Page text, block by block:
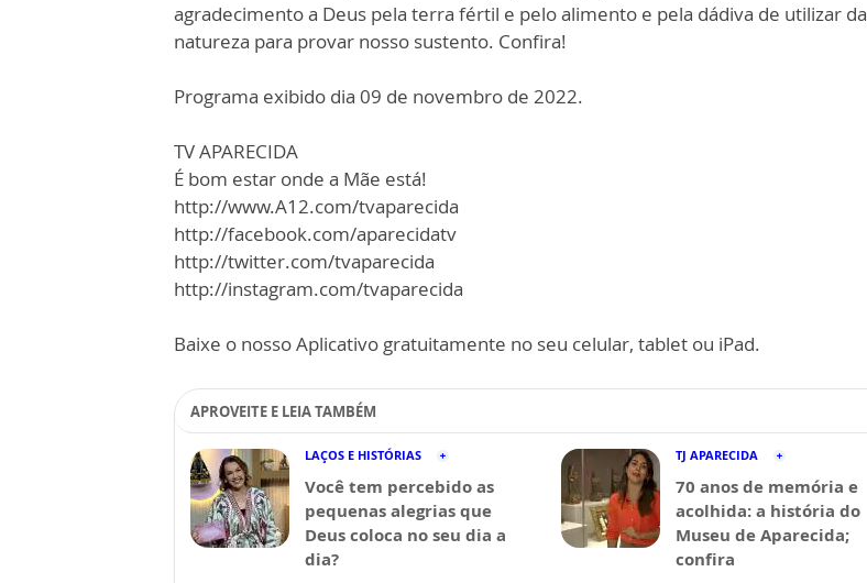
agradecimento a Deus pela terra fértil e pelo alimento e pela dádiva de utilizar da
natureza para provar nosso sustento. Confira!
Programa exibido dia 09 de novembro de 2022.
TV APARECIDA
É bom estar onde a Mãe está!
http://www.A12.com/tvaparecida
http://facebook.com/aparecidatv
http://twitter.com/tvaparecida
http://instagram.com/tvaparecida
Baixe o nosso Aplicativo gratuitamente no seu celular, tablet ou iPad.
APROVEITE E LEIA TAMBÉM
LAÇOS E HISTÓRIAS
Você tem percebido as
pequenas alegrias que
Deus coloca no seu dia a
dia?
TJ APARECIDA
70 anos de memória e
acolhida: a história do
Museu de Aparecida;
confira